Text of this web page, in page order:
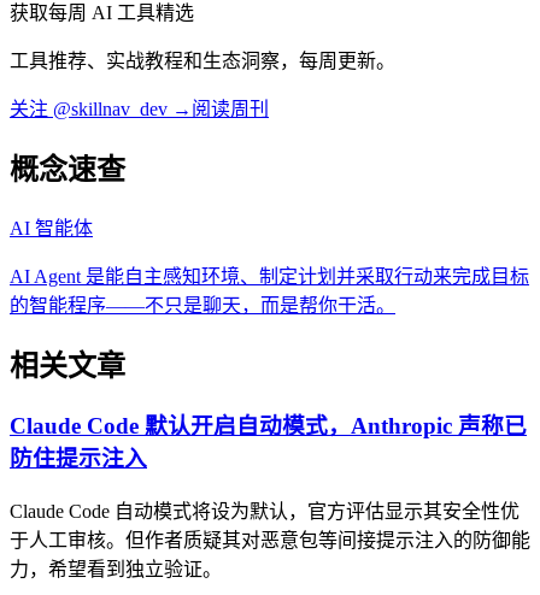
获取每周 AI 工具精选
工具推荐、实战教程和生态洞察，每周更新。
关注 @skillnav_dev → 阅读周刊
概念速查
AI 智能体
AI Agent 是能自主感知环境、制定计划并采取行动来完成目标
的智能程序——不只是聊天，而是帮你干活。
相关文章
Claude Code 默认开启自动模式，Anthropic 声称已
防住提示注入
Claude Code 自动模式将设为默认，官方评估显示其安全性优
于人工审核。但作者质疑其对恶意包等间接提示注入的防御能
力，希望看到独立验证。